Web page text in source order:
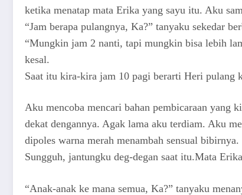
ketika menatap mata Erika yang sayu itu. Aku
“Jam berapa pulangnya, Ka?” tanyaku sekedar
“Mungkin jam 2 nanti, tapi mungkin bisa lebih
kesal.
Saat itu kira-kira jam 10 pagi berarti Heri
Aku mencoba mencari bahan pembicaraan yang
dekat dengannya. Agak lama aku terdiam. Aku
dipoles warna merah menambah sensual
Sungguh, jantungku deg-degan saat itu.Mata
“Anak-anak ke mana semua, Ka?” tanyaku